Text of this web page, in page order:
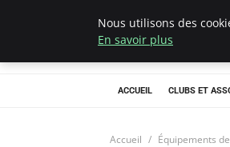
ACCUEIL CLUBS ET
Accueil Équipements
Nous utilisons des
En savoir plus